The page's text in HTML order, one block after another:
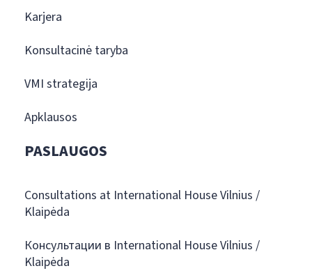
Karjera
Konsultacinė taryba
VMI strategija
Apklausos
PASLAUGOS
Consultations at International House Vilnius /
Klaipėda
Консультации в International House Vilnius /
Klaipėda